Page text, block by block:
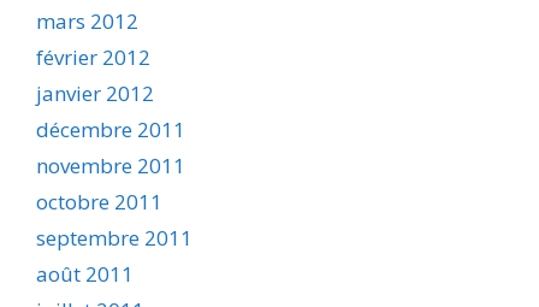
mars 2012
février 2012
janvier 2012
décembre 2011
novembre 2011
octobre 2011
septembre 2011
août 2011